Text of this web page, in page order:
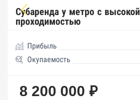
Субаренда у метро с высокой
проходимостью
Прибыль
Окупаемость
8 200 000 ₽